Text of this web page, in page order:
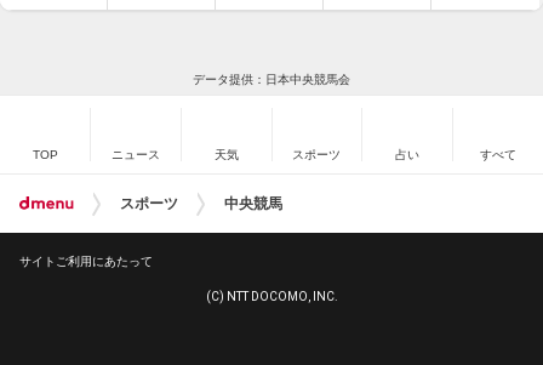
データ提供：日本中央競馬会
TOP ニュース 天気 スポーツ 占い すべて
スポーツ 中央競馬
サイトご利用にあたって
(C) NTT DOCOMO, INC.